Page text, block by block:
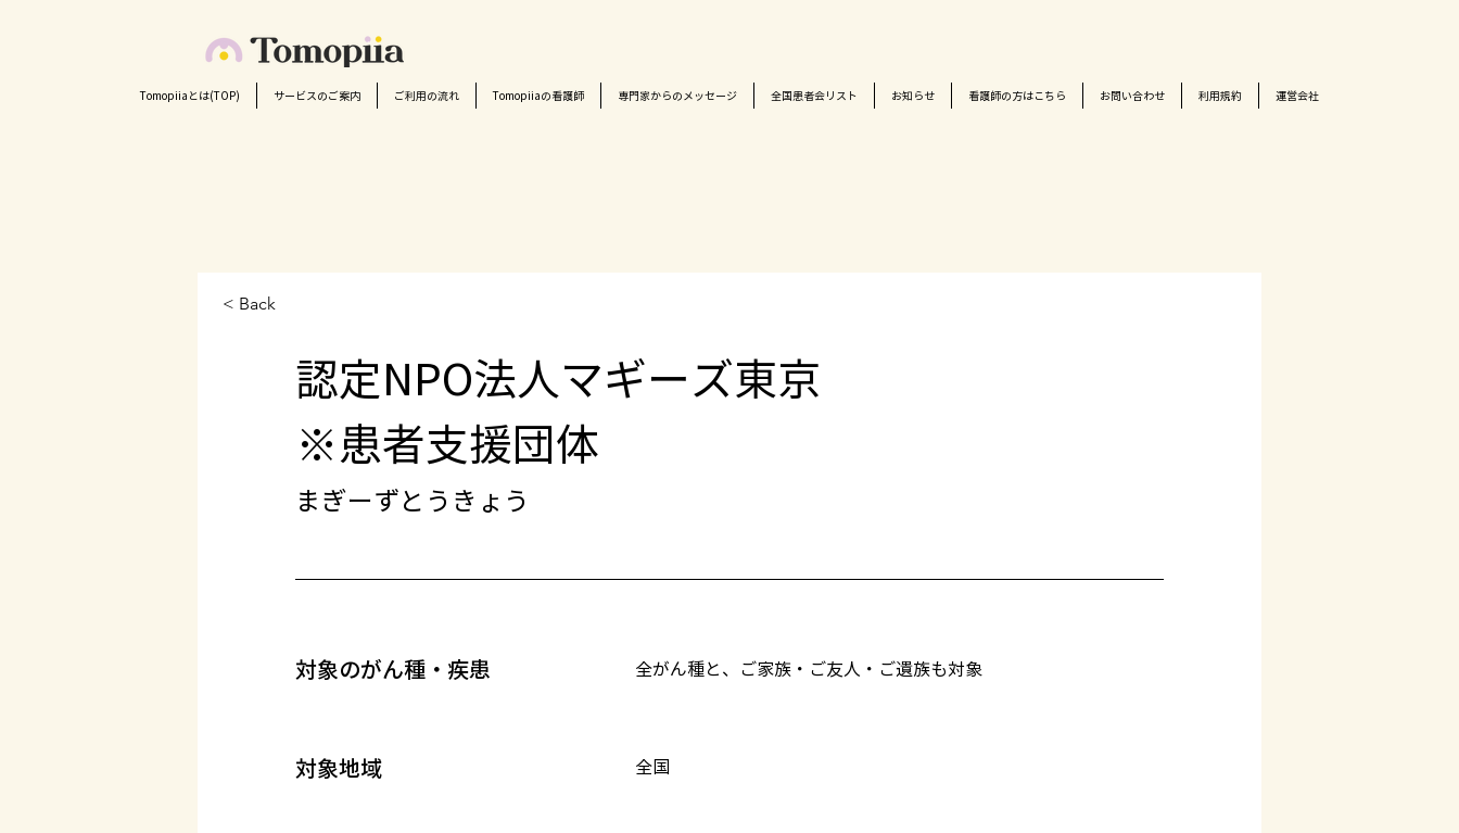
Tomopiiaとは(TOP) サービスのご案内 ご利用の流れ Tomopiiaの看護師 専門家からのメッセージ 全国患者会リスト お知らせ 看護師の方はこちら お問い合わせ 利用規約 運営会社
< Back
認定NPO法人マギーズ東京
※患者支援団体
まぎーずとうきょう
対象のがん種・疾患
対象地域
全がん種と、ご家族・ご友人・ご遺族も対象
全国